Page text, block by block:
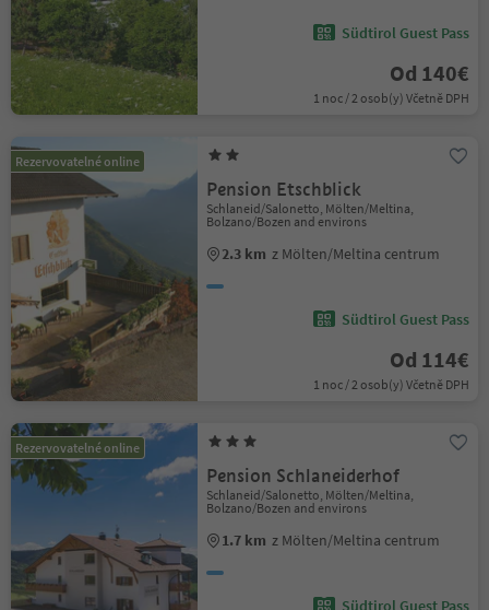
Südtirol Guest Pass
Od 140€
1 noc / 2 osob(y) Včetně DPH
Rezervovatelné online
Pension Etschblick
Schlaneid/Salonetto, Mölten/Meltina,
Bolzano/Bozen and environs
2.3 km z Mölten/Meltina centrum
Südtirol Guest Pass
Od 114€
1 noc / 2 osob(y) Včetně DPH
Rezervovatelné online
Pension Schlaneiderhof
Schlaneid/Salonetto, Mölten/Meltina,
Bolzano/Bozen and environs
1.7 km z Mölten/Meltina centrum
Südtirol Guest Pass